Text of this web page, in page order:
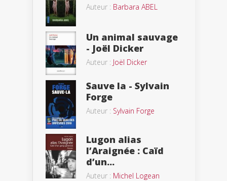
Auteur : Barbara ABEL
Un animal sauvage
- Joël Dicker
Auteur : Joël Dicker
Sauve la - Sylvain
Forge
Auteur : Sylvain Forge
Lugon alias
l’Araignée : Caïd
d’un...
Auteur : Michel Logean